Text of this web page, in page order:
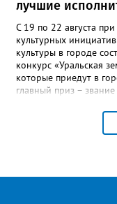
лучшие
С 19 по 22 августа
культурных
культуры в городе
конкурс «Уральская
которые приедут в
главный приз –
прослушивания
наставников,
Челябинской,